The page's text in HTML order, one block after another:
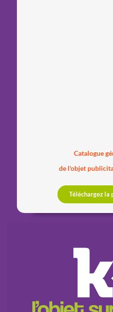
Catalogue
de l'objet
Téléchargez la